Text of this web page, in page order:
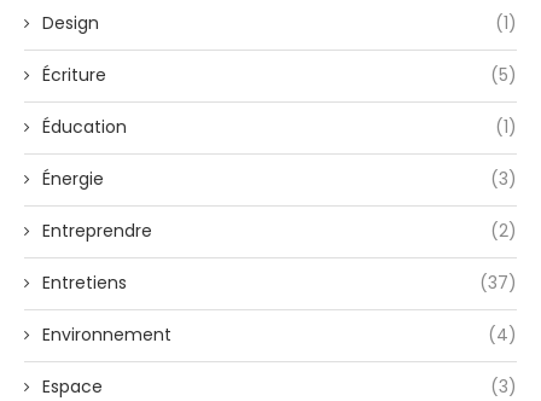
Design (1)
Écriture (5)
Éducation (1)
Énergie (3)
Entreprendre (2)
Entretiens (37)
Environnement (4)
Espace (3)